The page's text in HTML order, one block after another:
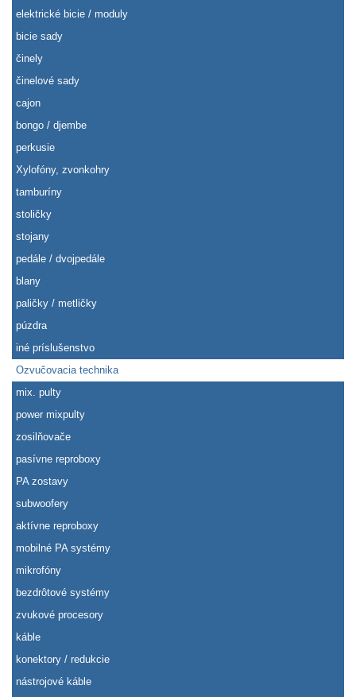
elektrické bicie / moduly
bicie sady
činely
činelové sady
cajon
bongo / djembe
perkusie
Xylofóny, zvonkohry
tamburíny
stoličky
stojany
pedále / dvojpedále
blany
paličky / metličky
púzdra
iné príslušenstvo
Ozvučovacia technika
mix. pulty
power mixpulty
zosilňovače
pasívne reproboxy
PA zostavy
subwoofery
aktívne reproboxy
mobilné PA systémy
mikrofóny
bezdrôtové systémy
zvukové procesory
káble
konektory / redukcie
nástrojové káble